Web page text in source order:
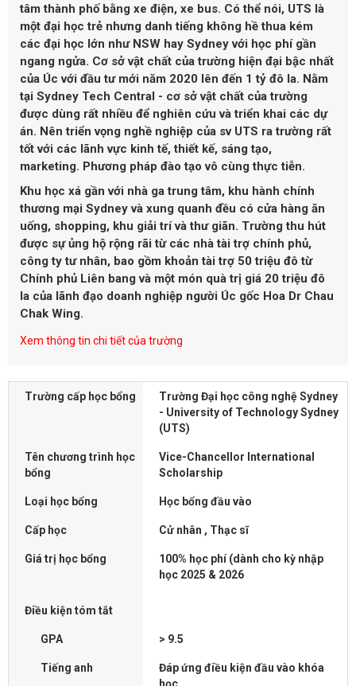
tâm thành phố bằng xe điện, xe bus. Có thể nói, UTS là
một đại học trẻ nhưng danh tiếng không hề thua kém
các đại học lớn như NSW hay Sydney với học phí gần
ngang ngửa. Cơ sở vật chất của trường hiện đại bậc nhất
của Úc với đầu tư mới năm 2020 lên đến 1 tỷ đô la. Nằm
tại Sydney Tech Central - cơ sở vật chất của trường
được dùng rất nhiều để nghiên cứu và triển khai các dự
án. Nên triển vọng nghề nghiệp của sv UTS ra trường rất
tốt với các lãnh vực kinh tế, thiết kế, sáng tạo,
marketing. Phương pháp đào tạo vô cùng thực tiễn.
Khu học xá gần với nhà ga trung tâm, khu hành chính
thương mại Sydney và xung quanh đều có cửa hàng ăn
uống, shopping, khu giải trí và thư giãn. Trường thu hút
được sự ủng hộ rộng rãi từ các nhà tài trợ chính phủ,
công ty tư nhân, bao gồm khoản tài trợ 50 triệu đô từ
Chính phủ Liên bang và một món quà trị giá 20 triệu đô
la của lãnh đạo doanh nghiệp người Úc gốc Hoa Dr Chau
Chak Wing.
Xem thông tin chi tiết của trường
Trường cấp học bổng
Trường Đại học công nghệ Sydney
- University of Technology Sydney
(UTS)
Tên chương trình học
bổng
Vice-Chancellor International
Scholarship
Loại học bổng Học bổng đầu vào
Cấp học Cử nhân , Thạc sĩ
Giá trị học bổng
100% học phí (dành cho kỳ nhập
học 2025 & 2026
Điều kiện tóm tắt
GPA > 9.5
Tiếng anh
Đáp ứng điều kiện đầu vào khóa